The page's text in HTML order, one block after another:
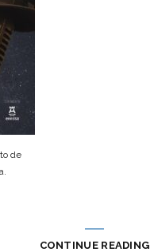
de
CONTINUE READING